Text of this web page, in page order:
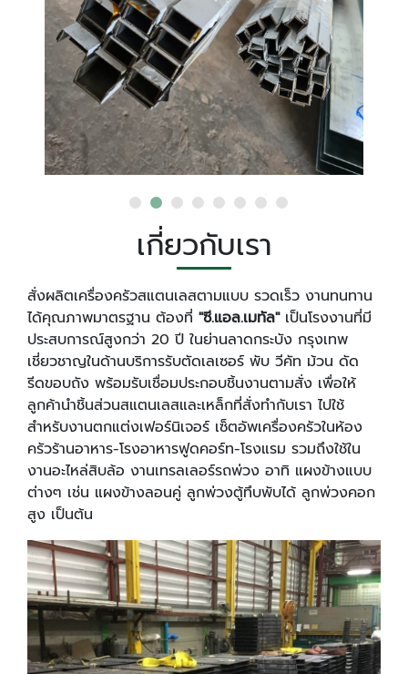
เกี่ยวกับเรา
สั่งผลิตเครื่องครัวสแตนเลสตามแบบ รวดเร็ว งานทนทาน
ได้คุณภาพมาตรฐาน ต้องที่ "ซี.แอล.เมทัล"เป็นโรงงานที่มี
ประสบการณ์สูงกว่า 20 ปี ในย่านลาดกระบัง กรุงเทพ
เชี่ยวชาญในด้านบริการรับตัดเลเซอร์ พับ วีคัท ม้วน ดัด
รีดขอบถัง พร้อมรับเชื่อมประกอบชิ้นงานตามสั่ง เพื่อให้
ลูกค้านำชิ้นส่วนสแตนเลสและเหล็กที่สั่งทำกับเรา ไปใช้
สำหรับงานตกแต่งเฟอร์นิเจอร์ เซ็ตอัพเครื่องครัวในห้อง
ครัวร้านอาหาร-โรงอาหารฟูดคอร์ท-โรงแรม รวมถึงใช้ใน
งานอะไหล่สิบล้อ งานเทรลเลอร์รถพ่วง อาทิ แผงข้างแบบ
ต่างๆ เช่น แผงข้างลอนคู่ ลูกพ่วงตู้ทึบพับได้ ลูกพ่วงคอก
สูง เป็นต้น